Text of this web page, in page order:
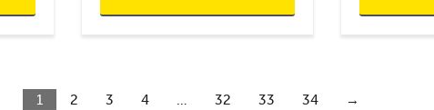
1 2 3 4 … 32 33 34 →